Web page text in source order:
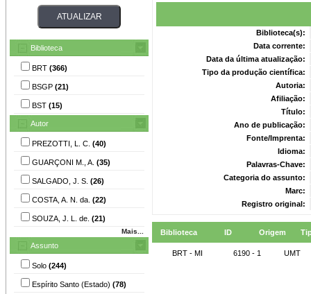
Biblioteca
BRT (366)
BSGP (21)
BST (15)
Autor
PREZOTTI, L. C. (40)
GUARÇONI M., A. (35)
SALGADO, J. S. (26)
COSTA, A. N. da. (22)
SOUZA, J. L. de. (21)
Mais...
Assunto
Solo (244)
Espírito Santo (Estado) (78)
Biblioteca(s):
Data corrente:
Data da última atualização:
Tipo da produção científica:
Autoria:
Afiliação:
Título:
Ano de publicação:
Fonte/Imprenta:
Idioma:
Palavras-Chave:
Categoria do assunto:
Marc:
Registro original:
Biblioteca ID Origem
BRT - MI 6190 - 1 UMT